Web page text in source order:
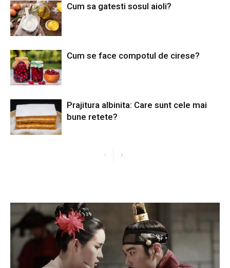
Cum sa gatesti sosul aioli?
Cum se face compotul de cirese?
Prajitura albinita: Care sunt cele mai
bune retete?